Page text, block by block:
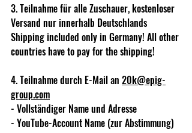
3. Teilnahme für alle Zuschauer, kostenloser
Versand nur innerhalb Deutschlands
Shipping included only in Germany! All other
countries have to pay for the shipping!
4. Teilnahme durch E-Mail an 20k@epig-
group.com
- Vollständiger Name und Adresse
- YouTube-Account Name (zur Abstimmung)